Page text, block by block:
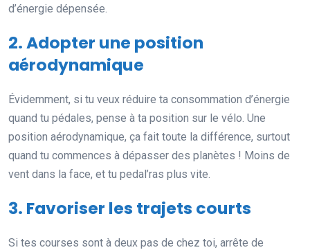
d’énergie dépensée.
2. Adopter une position
aérodynamique
Évidemment, si tu veux réduire ta consommation d’énergie
quand tu pédales, pense à ta position sur le vélo. Une
position aérodynamique, ça fait toute la différence, surtout
quand tu commences à dépasser des planètes ! Moins de
vent dans la face, et tu pedal’ras plus vite.
3. Favoriser les trajets courts
Si tes courses sont à deux pas de chez toi, arrête de